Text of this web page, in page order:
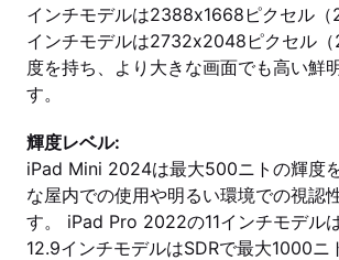
インチモデルは2388x1668ピクセル
インチモデルは2732x2048ピクセル
度を持ち、より大きな画面でも高い鮮
す。
輝度レベル:
iPad Mini 2024は最大500ニトの輝度
な屋内での使用や明るい環境での視認
す。 iPad Pro 2022の11インチモデル
12.9インチモデルはSDRで最大1000ニ